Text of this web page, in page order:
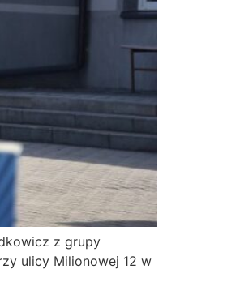
z grupy
ulicy Milionowej 12 w